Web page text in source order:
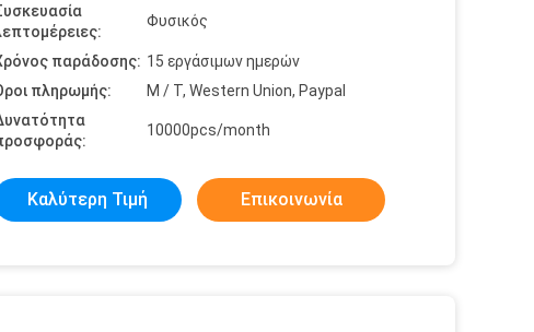
Φυσικός
παράδοσης: 15 εργάσιμων ημερών
πληρωμής:
Μ / Τ, Western Union, Paypal
10000pcs/month
Καλύτερη Τιμή Επικοινωνία